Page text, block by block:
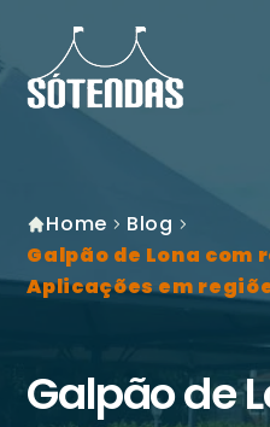
Home
Blog
Galpão de Lona
Aplicações em
Galpão de